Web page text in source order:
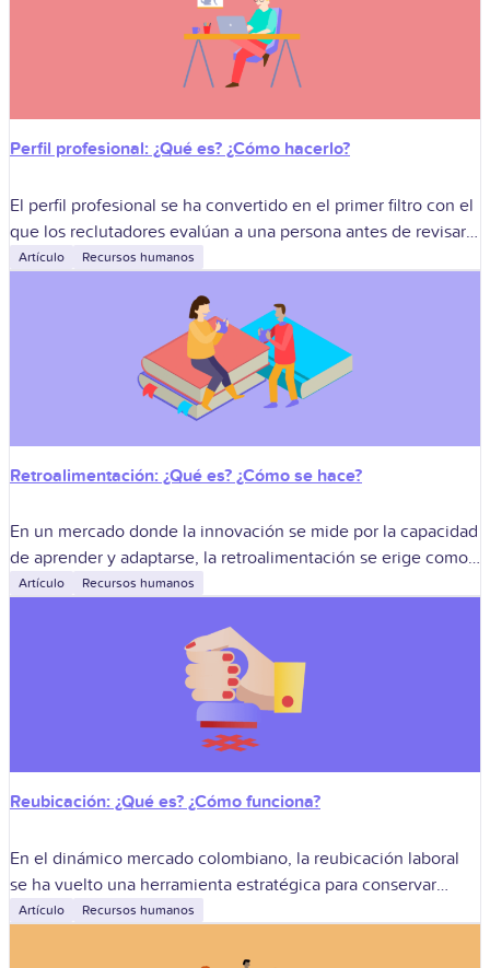
Perfil profesional: ¿Qué es? ¿Cómo hacerlo?
El perfil profesional se ha convertido en el primer filtro con el
que los reclutadores evalúan a una persona antes de revisar
su experiencia o sus diplomas. En una economía
Artículo Recursos humanos
Retroalimentación: ¿Qué es? ¿Cómo se hace?
En un mercado donde la innovación se mide por la capacidad
de aprender y adaptarse, la retroalimentación se erige como
el motor que convierte la experiencia diaria en ventaja
Artículo Recursos humanos
Reubicación: ¿Qué es? ¿Cómo funciona?
En el dinámico mercado colombiano, la reubicación laboral
se ha vuelto una herramienta estratégica para conservar
talento, mitigar riesgos de salud ocupacional y optimizar la
Artículo Recursos humanos